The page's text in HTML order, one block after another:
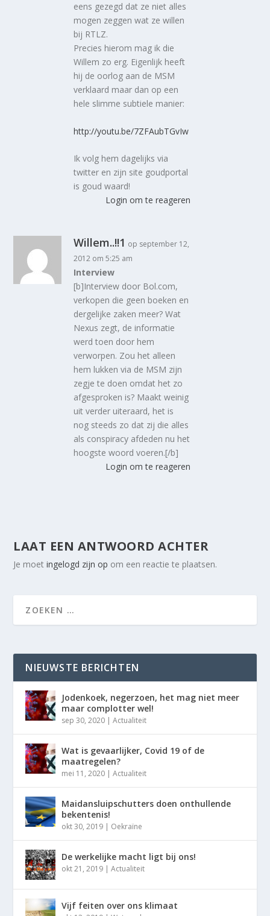
eens gezegd dat ze niet alles
mogen zeggen wat ze willen
bij RTLZ.
Precies hierom mag ik die
Willem zo erg. Eigenlijk heeft
hij de oorlog aan de MSM
verklaard maar dan op een
hele slimme subtiele manier:
http://youtu.be/7ZFAubTGvIw
Ik volg hem dagelijks via
twitter en zijn site goudportal
is goud waard!
Login om te reageren
Willem..!!1 op september 12,
2012 om 5:25 am
Interview
[b]Interview door Bol.com,
verkopen die geen boeken en
dergelijke zaken meer? Wat
Nexus zegt, de informatie
werd toen door hem
verworpen. Zou het alleen
hem lukken via de MSM zijn
zegje te doen omdat het zo
afgesproken is? Maakt weinig
uit verder uiteraard, het is
nog steeds zo dat zij die alles
als conspiracy afdeden nu het
hoogste woord voeren.[/b]
Login om te reageren
LAAT EEN ANTWOORD ACHTER
Je moetingelogd zijn op om een reactie te plaatsen.
NIEUWSTE BERICHTEN
Jodenkoek, negerzoen, het mag niet meer
maar complotter wel!
sep 30, 2020 |Actualiteit
Wat is gevaarlijker, Covid 19 of de
maatregelen?
mei 11, 2020 |Actualiteit
Maidansluipschutters doen onthullende
bekentenis!
okt 30, 2019 | Oekraïne
De werkelijke macht ligt bij ons!
okt 21, 2019 |Actualiteit
Vijf feiten over ons klimaat